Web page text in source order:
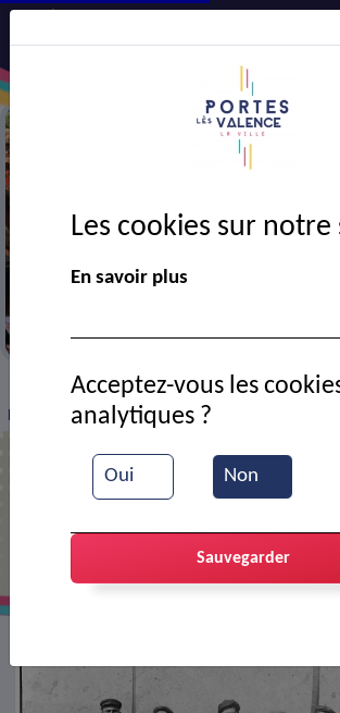
> VIE MUNICIPALE > Ressources
Poseurs de rails
Les cookies sur notre
En savoir plus
Oui Non
Acceptez-vous les
analytiques ?
Sauvegarder